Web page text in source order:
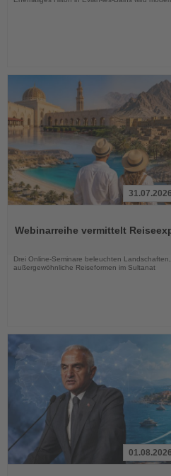
die
31.07.2026
Webinarreihe vermittelt
Drei Online-Seminare beleuchten
außergewöhnliche Reiseformen im Sultanat
01.08.2026